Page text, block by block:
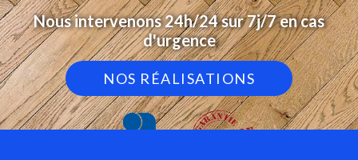
Nous intervenons 24h/24 sur 7j/7 en cas
d'urgence
NOS RÉALISATIONS